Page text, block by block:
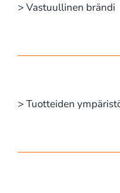
> Vastuullinen brändi
> Tuotteiden